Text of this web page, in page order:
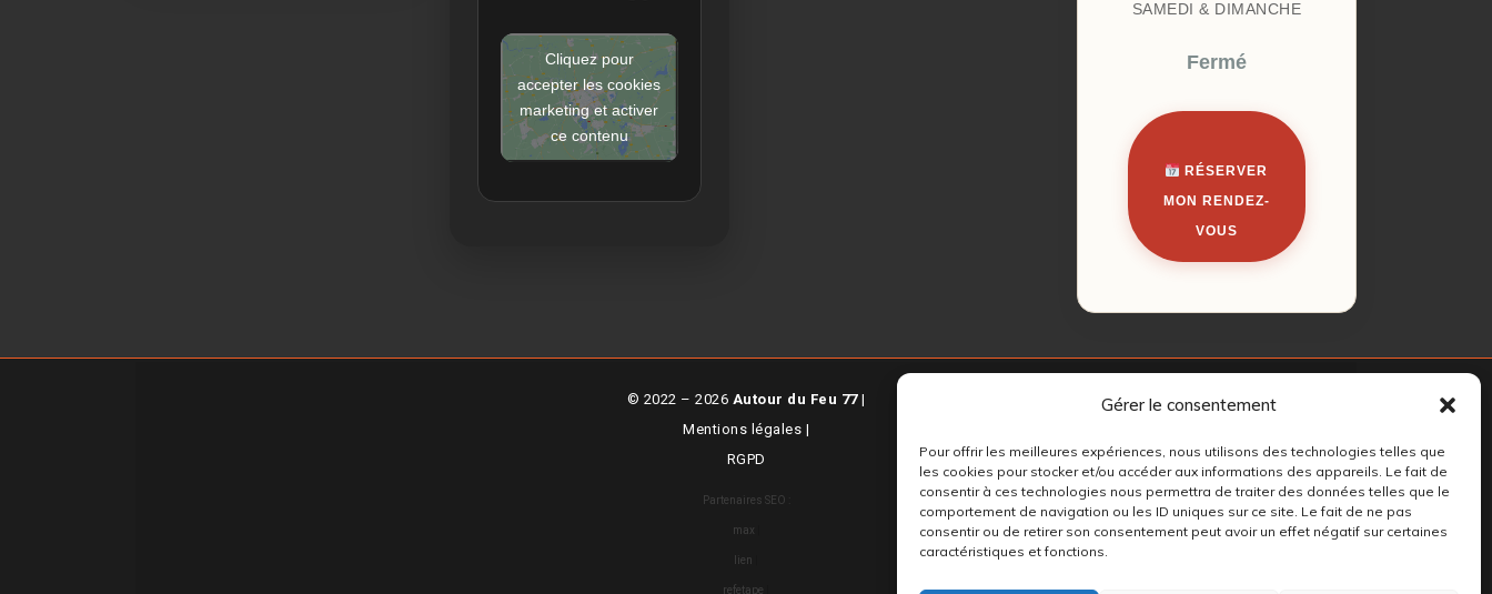
Gérer le consentement
Pour offrir les meilleures expériences, nous utilisons des technologies telles que
les cookies pour stocker et/ou accéder aux informations des appareils. Le fait de
consentir à ces technologies nous permettra de traiter des données telles que le
comportement de navigation ou les ID uniques sur ce site. Le fait de ne pas
consentir ou de retirer son consentement peut avoir un effet négatif sur certaines
caractéristiques et fonctions.
Cliquez pour
accepter les cookies
marketing et activer
ce contenu
SAMEDI & DIMANCHE
Fermé
RÉSERVER
MON RENDEZ-
VOUS
© 2022 – 2026 Autour du Feu 77|
Mentions légales |
RGPD
Partenaires SEO :
max
lien
refetape